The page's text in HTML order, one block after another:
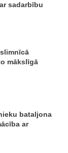
sadarbību
mākslīgā
bataljona
ar